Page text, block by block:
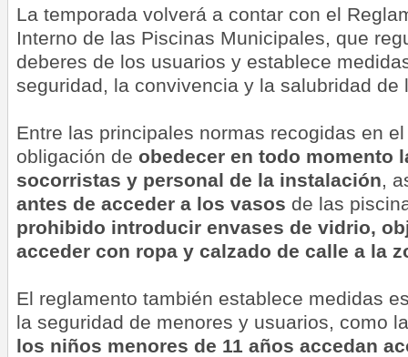
La temporada volverá a contar con el
Interno de las Piscinas Municipales, que
deberes de los usuarios y establece
seguridad, la convivencia y la salubridad de
Entre las principales normas recogidas en
obligación de obedecer en todo momento
socorristas y personal de la instalación,
antes de acceder a los vasos de las
prohibido introducir envases de vidrio,
acceder con ropa y calzado de calle a la
El reglamento también establece medidas
la seguridad de menores y usuarios, como
los niños menores de 11 años accedan